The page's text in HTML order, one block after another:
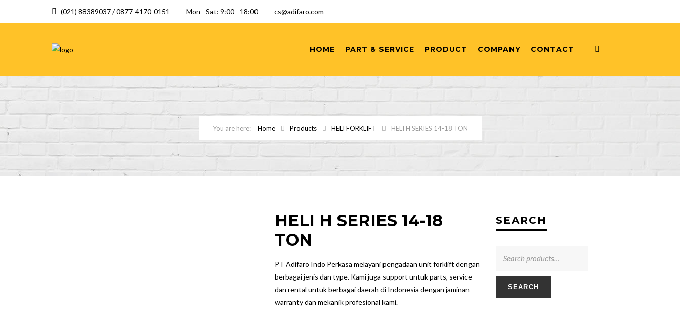
(021) 88389037 / 0877-4170-0151 Mon - Sat: 9:00 - 18:00 cs@adifaro.com
HOME PART & SERVICE PRODUCT COMPANY CONTACT
Home Products HELI FORKLIFT HELI H SERIES 14-18 TON
HELI H SERIES 14-18
TON
PT Adifaro Indo Perkasa melayani pengadaan unit forklift dengan
berbagai jenis dan type. Kami juga support untuk parts, service
dan rental untuk berbagai daerah di Indonesia dengan jaminan
warranty dan mekanik profesional kami.
SEARCH
SEARCH